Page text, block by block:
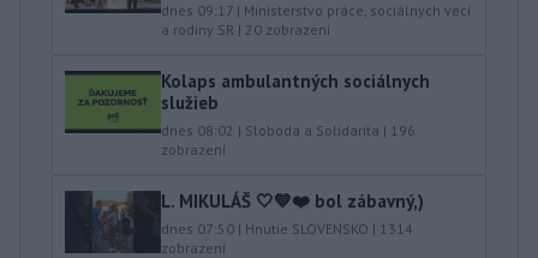
dnes 09:17 | Ministerstvo práce, sociálnych vecí
a rodiny SR | 20 zobrazení
Kolaps ambulantných sociálnych
služieb
dnes 08:02 | Sloboda a Solidarita | 196
zobrazení
L. MIKULÁŠ 🤍💙❤️ bol zábavný,)
dnes 07:50 | Hnutie SLOVENSKO | 1314
zobrazení